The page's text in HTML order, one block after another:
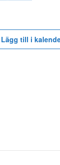
Lägg till i